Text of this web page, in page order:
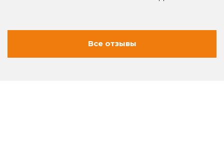
Все отзывы